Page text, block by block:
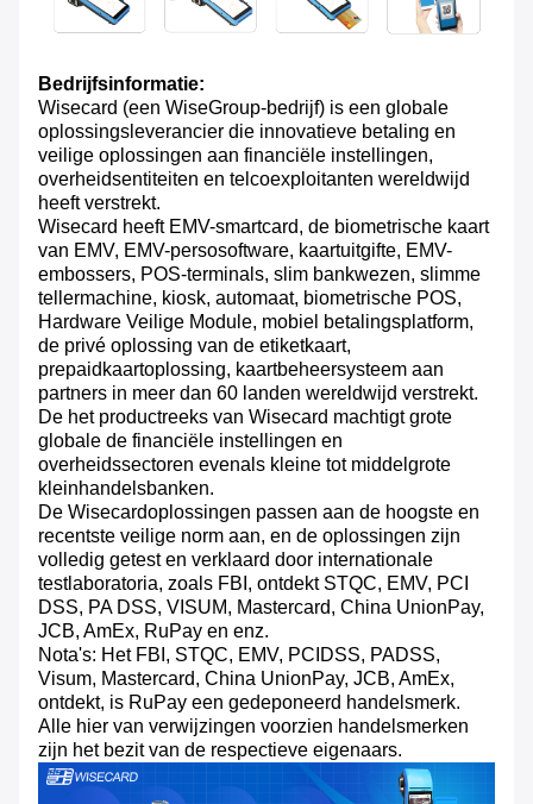
Bedrijfsinformatie:
Wisecard (een WiseGroup-bedrijf) is een globale
oplossingsleverancier die innovatieve betaling en
veilige oplossingen aan financiële instellingen,
overheidsentiteiten en telcoexploitanten wereldwijd
heeft verstrekt.
Wisecard heeft EMV-smartcard, de biometrische kaart
van EMV, EMV-persosoftware, kaartuitgifte, EMV-
embossers, POS-terminals, slim bankwezen, slimme
tellermachine, kiosk, automaat, biometrische POS,
Hardware Veilige Module, mobiel betalingsplatform,
de privé oplossing van de etiketkaart,
prepaidkaartoplossing, kaartbeheersysteem aan
partners in meer dan 60 landen wereldwijd verstrekt.
De het productreeks van Wisecard machtigt grote
globale de financiële instellingen en
overheidssectoren evenals kleine tot middelgrote
kleinhandelsbanken.
De Wisecardoplossingen passen aan de hoogste en
recentste veilige norm aan, en de oplossingen zijn
volledig getest en verklaard door internationale
testlaboratoria, zoals FBI, ontdekt STQC, EMV, PCI
DSS, PA DSS, VISUM, Mastercard, China UnionPay,
JCB, AmEx, RuPay en enz.
Nota's: Het FBI, STQC, EMV, PCIDSS, PADSS,
Visum, Mastercard, China UnionPay, JCB, AmEx,
ontdekt, is RuPay een gedeponeerd handelsmerk.
Alle hier van verwijzingen voorzien handelsmerken
zijn het bezit van de respectieve eigenaars.